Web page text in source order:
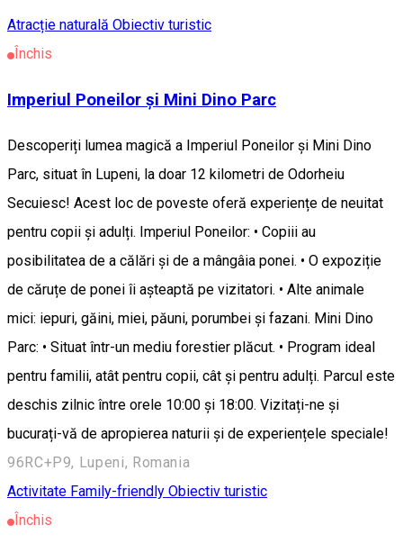
Atracție naturală Obiectiv turistic
Închis
Imperiul Poneilor și Mini Dino Parc
Descoperiți lumea magică a Imperiul Poneilor și Mini Dino
Parc, situat în Lupeni, la doar 12 kilometri de Odorheiu
Secuiesc! Acest loc de poveste oferă experiențe de neuitat
pentru copii și adulți. Imperiul Poneilor: • Copiii au
posibilitatea de a călări și de a mângâia ponei. • O expoziție
de căruțe de ponei îi așteaptă pe vizitatori. • Alte animale
mici: iepuri, găini, miei, păuni, porumbei și fazani. Mini Dino
Parc: • Situat într-un mediu forestier plăcut. • Program ideal
pentru familii, atât pentru copii, cât și pentru adulți. Parcul este
deschis zilnic între orele 10:00 și 18:00. Vizitați-ne și
bucurați-vă de apropierea naturii și de experiențele speciale!
96RC+P9, Lupeni, Romania
Activitate Family-friendly Obiectiv turistic
Închis